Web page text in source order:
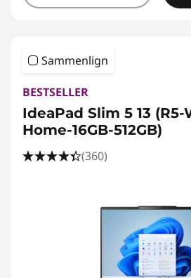
Sammenlign
BESTSELLER
IdeaPad Slim 5 13 (R5-
Home-16GB-512GB)
(360)